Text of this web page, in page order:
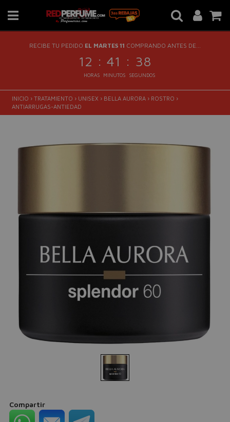
RECIBE TU PEDIDO EL MARTES 11 COMPRANDO ANTES DE...
12 : 41 : 37
HORAS MINUTOS SEGUNDOS
INICIO › TRATAMIENTO › UNISEX › BELLA AURORA › ROSTRO ›
ANTIARRUGAS-ANTIEDAD
Compartir